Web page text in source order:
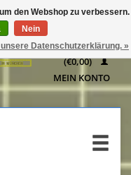
WARENKORB
(€0,00)
MEIN KONTO
den Webshop zu verbessern.
Nein
Datenschutzerklärung. »